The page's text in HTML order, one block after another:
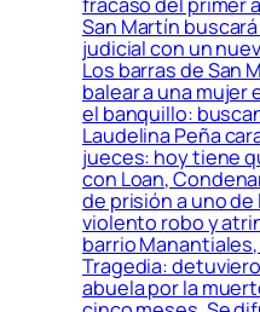
fracaso del primer
San Martín
judicial con un
Los barras de San
balear a una mujer
el banquillo:
Laudelina Peña
jueces: hoy tiene
con Loan,
de prisión a uno
violento robo y
barrio
Tragedia:
abuela por la